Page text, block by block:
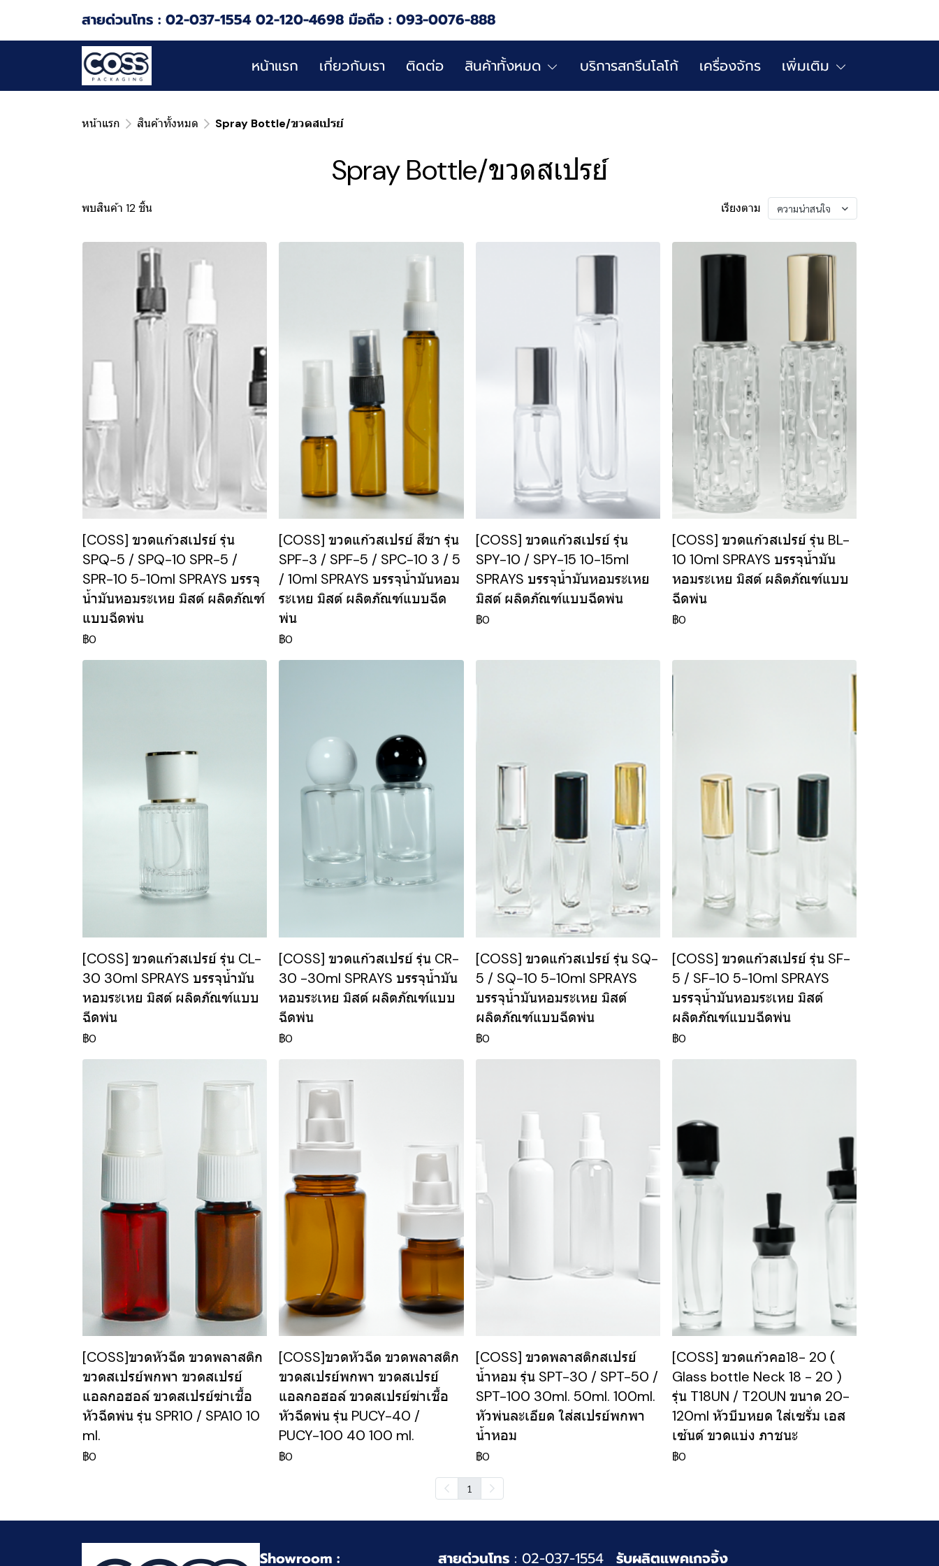
สายด่วนโทร : 02-037-1554 02-120-4698 มือถือ : 093-0076-888
หน้าแรก เกี่ยวกับเรา ติดต่อ สินค้าทั้งหมด บริการสกรีนโลโก้ เครื่องจักร เพิ่มเติม
หน้าแรก สินค้าทั้งหมด Spray Bottle/ขวดสเปรย์
Spray Bottle/ขวดสเปรย์
พบสินค้า 12 ชิ้น เรียงตาม ความน่าสนใจ
[COSS] ขวดแก้วสเปรย์ รุ่น
SPQ-5 / SPQ-10 SPR-5 /
SPR-10 5-10ml SPRAYS บรรจุ
น้ำมันหอมระเหย มิสต์ ผลิตภัณฑ์
แบบฉีดพ่น
฿0
[COSS] ขวดแก้วสเปรย์ สีชา รุ่น
SPF-3 / SPF-5 / SPC-10 3 / 5
/ 10ml SPRAYS บรรจุน้ำมันหอม
ระเหย มิสต์ ผลิตภัณฑ์แบบฉีด
พ่น
฿0
[COSS] ขวดแก้วสเปรย์ รุ่น
SPY-10 / SPY-15 10-15ml
SPRAYS บรรจุน้ำมันหอมระเหย
มิสต์ ผลิตภัณฑ์แบบฉีดพ่น
฿0
[COSS] ขวดแก้วสเปรย์ รุ่น BL-
10 10ml SPRAYS บรรจุน้ำมัน
หอมระเหย มิสต์ ผลิตภัณฑ์แบบ
ฉีดพ่น
฿0
[COSS] ขวดแก้วสเปรย์ รุ่น CL-
30 30ml SPRAYS บรรจุน้ำมัน
หอมระเหย มิสต์ ผลิตภัณฑ์แบบ
ฉีดพ่น
฿0
[COSS] ขวดแก้วสเปรย์ รุ่น CR-
30 -30ml SPRAYS บรรจุน้ำมัน
หอมระเหย มิสต์ ผลิตภัณฑ์แบบ
ฉีดพ่น
฿0
[COSS] ขวดแก้วสเปรย์ รุ่น SQ-
5 / SQ-10 5-10ml SPRAYS
บรรจุน้ำมันหอมระเหย มิสต์
ผลิตภัณฑ์แบบฉีดพ่น
฿0
[COSS] ขวดแก้วสเปรย์ รุ่น SF-
5 / SF-10 5-10ml SPRAYS
บรรจุน้ำมันหอมระเหย มิสต์
ผลิตภัณฑ์แบบฉีดพ่น
฿0
[COSS]ขวดหัวฉีด ขวดพลาสติก
ขวดสเปรย์พกพา ขวดสเปรย์
แอลกอฮอล์ ขวดสเปรย์ฆ่าเชื้อ
หัวฉีดพ่น รุ่น SPR10 / SPA10 10
ml.
฿0
[COSS]ขวดหัวฉีด ขวดพลาสติก
ขวดสเปรย์พกพา ขวดสเปรย์
แอลกอฮอล์ ขวดสเปรย์ฆ่าเชื้อ
หัวฉีดพ่น รุ่น PUCY-40 /
PUCY-100 40 100 ml.
฿0
[COSS] ขวดพลาสติกสเปรย์
น้ำหอม รุ่น SPT-30 / SPT-50 /
SPT-100 30ml. 50ml. 100ml.
หัวพ่นละเอียด ใส่สเปรย์พกพา
น้ำหอม
฿0
[COSS] ขวดแก้วคอ18- 20 (
Glass bottle Neck 18 - 20 )
รุ่น T18UN / T20UN ขนาด 20-
120ml หัวบีบหยด ใส่เซรั่ม เอส
เซ้นต์ ขวดแบ่ง ภาชนะ
฿0
1
Showroom :
สายด่วนโทร : 02-037-1554 รับผลิตแพคเกจจิ้ง